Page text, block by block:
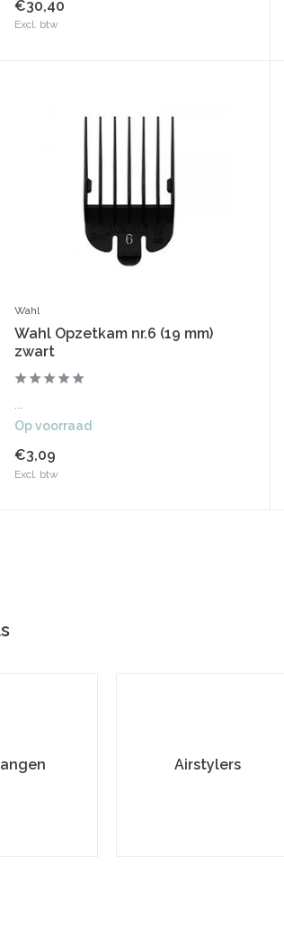
€30,40
Excl. btw
Wahl
Wahl Opzetkam nr.6 (19 mm)
zwart
Op voorraad
€3,09
Excl. btw
Airstylers